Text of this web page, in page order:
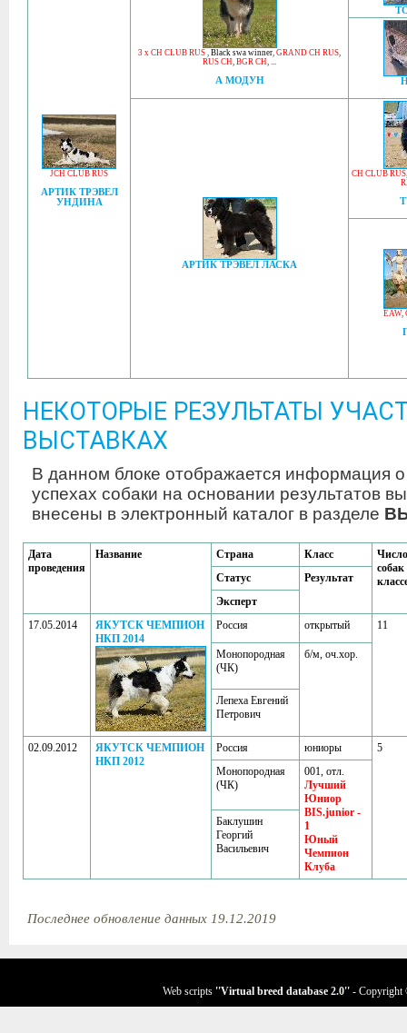
JCH CLUB RUS
АРТИК ТРЭВЕЛ
УНДИНА
3 x CH CLUB RUS , Black swa winner, GRAND CH RUS,
RUS CH, BGR CH, ...
А МОДУН
АРТИК ТРЭВЕЛ ЛАСКА
CH CLUB RUS
EAW,
НЕКОТОРЫЕ РЕЗУЛЬТАТЫ
ВЫСТАВКАХ
В данном блоке отображается информация
успехах собаки на основании результатов
внесены в электронный каталог в разделе
Дата
проведения
Название Страна Класс
Число
собак
Статус
Результат
Эксперт
17.05.2014
ЯКУТСК ЧЕМПИОН
НКП 2014
Россия открытый 11
Монопородная
(ЧК)
б/м, оч.хор.
Лепеха Евгений
Петрович
02.09.2012
ЯКУТСК ЧЕМПИОН
НКП 2012
Россия юниоры
5
Монопородная
(ЧК)
001, отл.
Лучший
Юниор
BIS.junior -
1
Юный
Чемпион
Клуба
Баклушин
Георгий
Васильевич
Последнее обновление данных 19.12.2019
Web scripts ''Virtual breed database 2.0'' - Copyright